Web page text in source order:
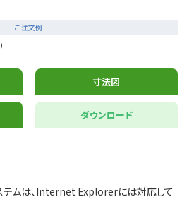
ご注文例
寸法図
ダウンロード
テムは、Internet Explorerには対応して